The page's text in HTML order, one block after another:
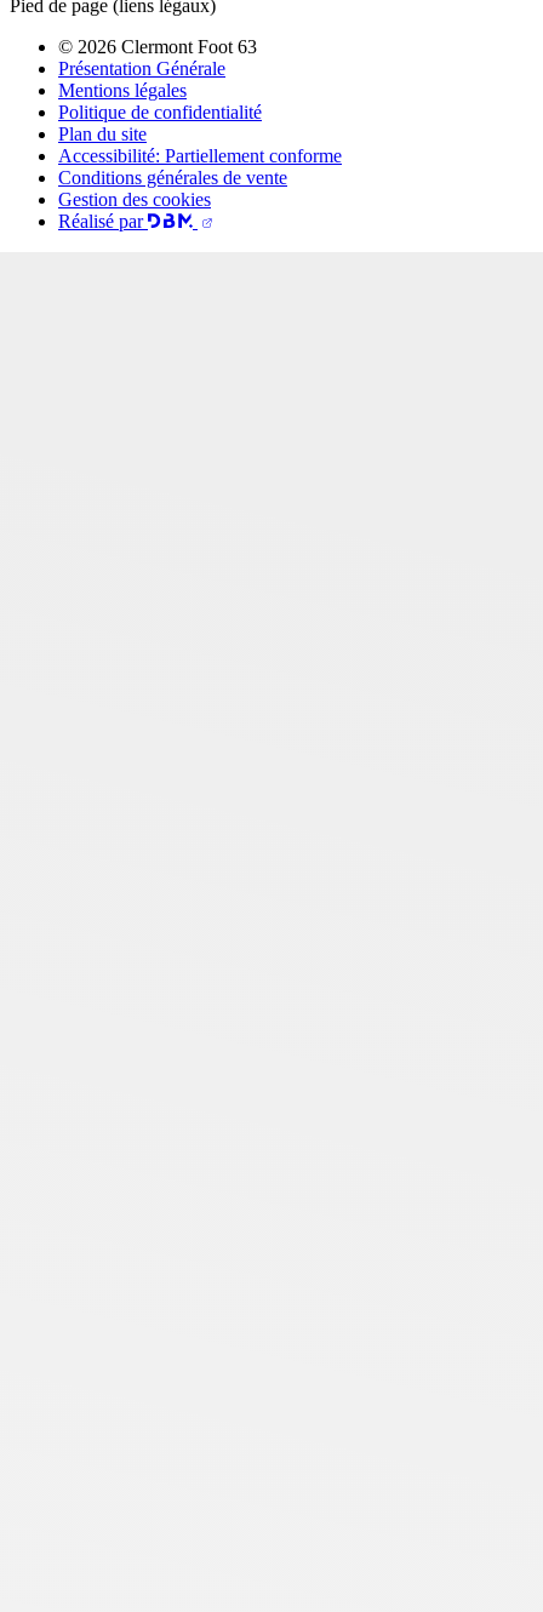
Pied de page (liens légaux)
© 2026 Clermont Foot 63
Présentation Générale
Mentions légales
Politique de confidentialité
Plan du site
Accessibilité: Partiellement conforme
Conditions générales de vente
Gestion des cookies
Réalisé par